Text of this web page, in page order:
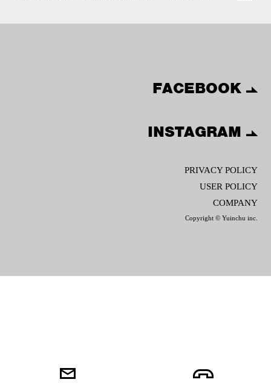
FACEBOOK
INSTAGRAM
PRIVACY POLICY
USER POLICY
COMPANY
Copyright © Yuinchu inc.